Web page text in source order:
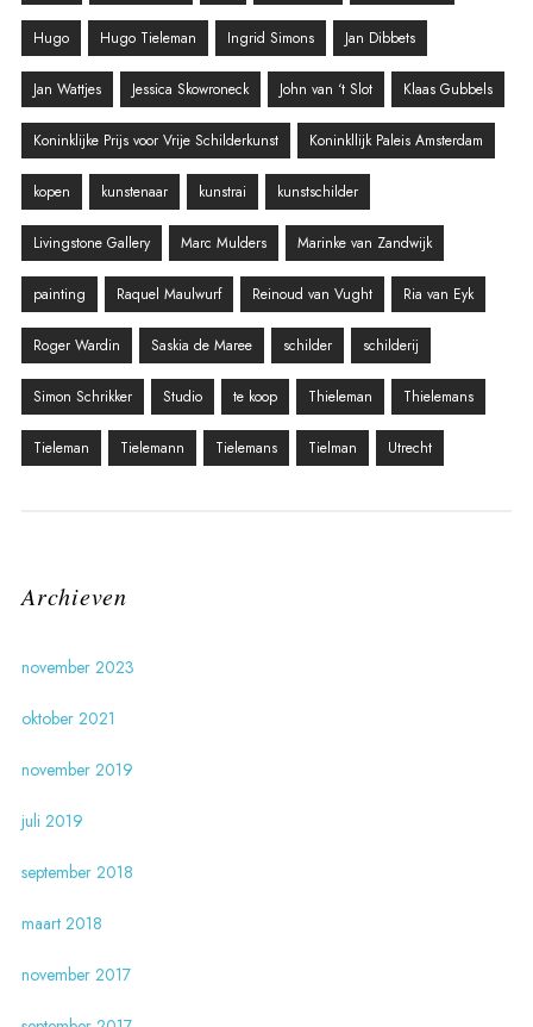
Hugo Hugo Tieleman Ingrid Simons Jan Dibbets
Jan Wattjes Jessica Skowroneck John van ‘t Slot Klaas Gubbels
Koninklijke Prijs voor Vrije Schilderkunst Koninkllijk Paleis Amsterdam
kopen kunstenaar kunstrai kunstschilder
Livingstone Gallery Marc Mulders Marinke van Zandwijk
painting Raquel Maulwurf Reinoud van Vught Ria van Eyk
Roger Wardin Saskia de Maree schilder schilderij
Simon Schrikker Studio te koop Thieleman Thielemans
Tieleman Tielemann Tielemans Tielman Utrecht
Archieven
november 2023
oktober 2021
november 2019
juli 2019
september 2018
maart 2018
november 2017